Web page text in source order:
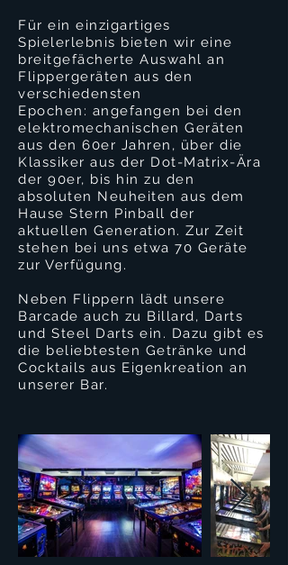
Für ein einzigartiges
Spielerlebnis bieten wir eine
breitgefächerte Auswahl an
Flippergeräten aus den
verschiedensten
Epochen: angefangen bei den
elektromechanischen Geräten
aus den 60er Jahren, über die
Klassiker aus der Dot-Matrix-Ära
der 90er, bis hin zu den
absoluten Neuheiten aus dem
Hause Stern Pinball der
aktuellen Generation. Zur Zeit
stehen bei uns etwa 70 Geräte
zur Verfügung.
Neben Flippern lädt unsere
Barcade auch zu Billard, Darts
und Steel Darts ein. Dazu gibt es
die beliebtesten Getränke und
Cocktails aus Eigenkreation an
unserer Bar.